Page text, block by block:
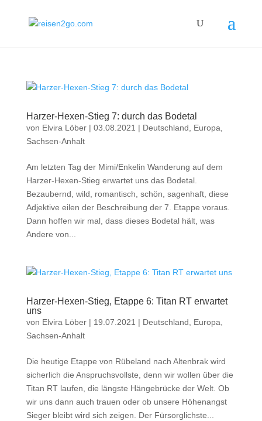
Harzer-Hexen-Stieg 7: durch das Bodetal
von Elvira Löber| 03.08.2021 | Deutschland Europa
Sachsen-Anhalt
Am letzten Tag der Mimi/Enkelin Wanderung auf dem
Harzer-Hexen-Stieg erwartet uns das Bodetal.
Bezaubernd, wild, romantisch, schön, sagenhaft, diese
Adjektive eilen der Beschreibung der 7. Etappe voraus.
Dann hoffen wir mal, dass dieses Bodetal hält, was
Andere von...
Harzer-Hexen-Stieg, Etappe 6: Titan RT erwartet
uns
von Elvira Löber| 19.07.2021 | Deutschland Europa
Sachsen-Anhalt
Die heutige Etappe von Rübeland nach Altenbrak wird
sicherlich die Anspruchsvollste, denn wir wollen über die
Titan RT laufen, die längste Hängebrücke der Welt. Ob
wir uns dann auch trauen oder ob unsere Höhenangst
Sieger bleibt wird sich zeigen. Der Fürsorglichste...